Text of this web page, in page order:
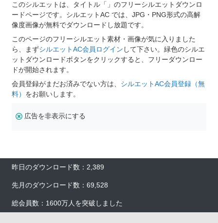
このシルエットは、タイトル「」のフリーシルエットダウンロ
ードページです。シルエットAC では、JPG・PNG形式の高解
像度画像が無料でダウンロードし放題です。
このページのフリーシルエット素材・画像が気に入りました
ら、まずシルエットAC会員ログイン して下さい。緑色のシルエ
ットダウンロードボタンをクリックすると、フリーダウンロー
ドが開始されます。
会員登録がまだお済みでない方は、 シルエットAC会員登録（無
料） をお願いします。
広告を非表示にする
昨日のダウンロード数：2,389
先月のダウンロード数：69,528
総会員数：1600万人を突破しました